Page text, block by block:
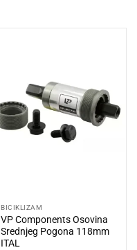
BICIKLIZAM
VP Components Osovina
Srednjeg Pogona 118mm
ITAL